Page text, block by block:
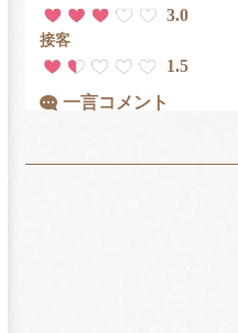
3.0
接客
1.5
一言コメント